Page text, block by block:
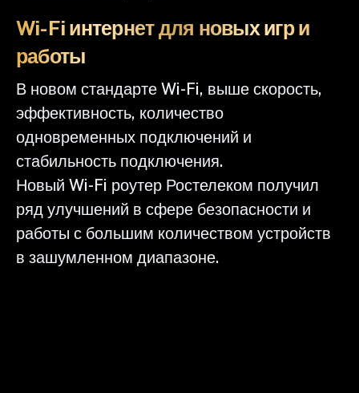
Wi-Fi интернет для новых игр и
работы
В новом стандарте Wi-Fi, выше скорость,
эффективность, количество
одновременных подключений и
стабильность подключения.
Новый Wi-Fi роутер Ростелеком получил
ряд улучшений в сфере безопасности и
работы с большим количеством устройств
в зашумленном диапазоне.